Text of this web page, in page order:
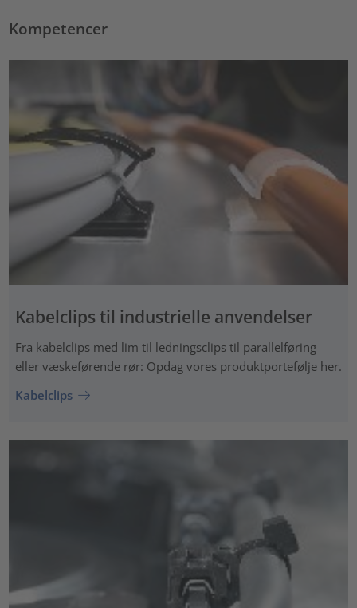
Kompetencer
Kabelclips til industrielle anvendelser
Fra kabelclips med lim til ledningsclips til parallelføring
eller væskeførende rør: Opdag vores produktportefølje her.
Kabelclips